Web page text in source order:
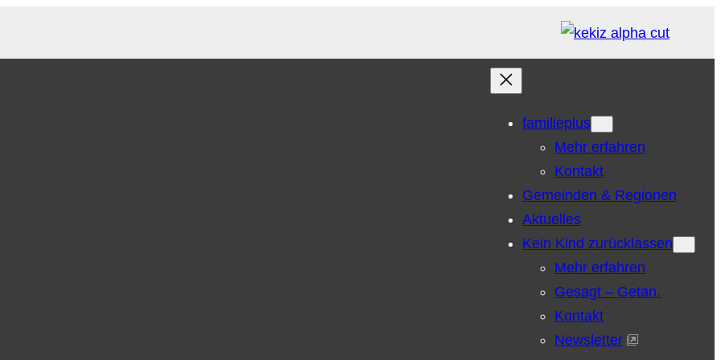
familieplus
Mehr erfahren
Kontakt
Gemeinden & Regionen
Aktuelles
Kein Kind zurücklassen
Mehr erfahren
Gesagt – Getan.
Kontakt
Newsletter